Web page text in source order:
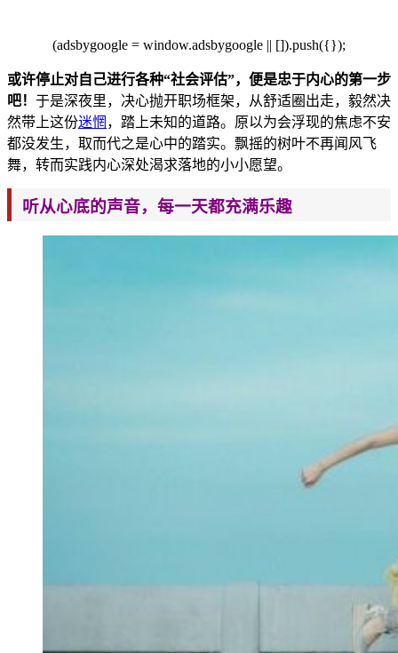
(adsbygoogle = window.adsbygoogle || []).push({});
或许停止对自己进行各种“社会评估”，便是忠于内心的第一步
吧！ 于是深夜里，决心抛开职场框架，从舒适圈出走，毅然决
然带上这份迷惘 ，踏上未知的道路。原以为会浮现的焦虑不安
都没发生，取而代之是心中的踏实。飘摇的树叶不再闻风飞
舞，转而实践内心深处渴求落地的小小愿望。
听从心底的声音，每一天都充满乐趣